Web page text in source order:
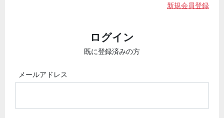
新規会員登録
ログイン
既に登録済みの方
メールアドレス